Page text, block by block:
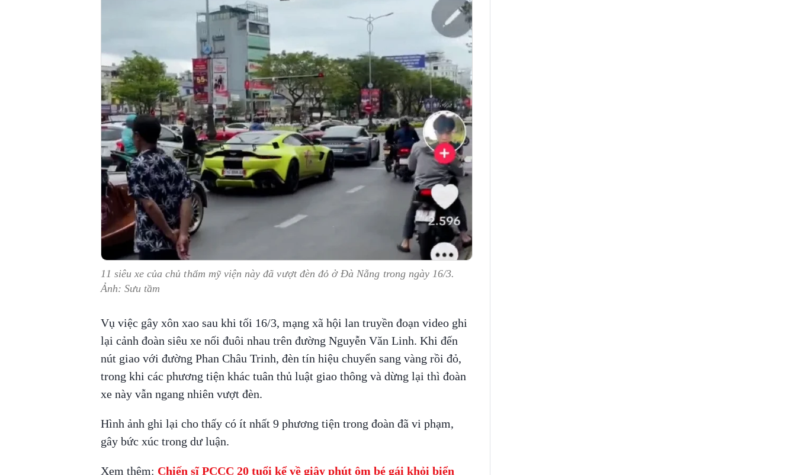
11 siêu xe của chủ thẩm mỹ viện này đã vượt đèn đỏ ở Đà Nẵng trong ngày 16/3.
Ảnh: Sưu tầm
Vụ việc gây xôn xao sau khi tối 16/3, mạng xã hội lan truyền đoạn video ghi
lại cảnh đoàn siêu xe nối đuôi nhau trên đường Nguyễn Văn Linh. Khi đến
nút giao với đường Phan Châu Trinh, đèn tín hiệu chuyển sang vàng rồi đỏ,
trong khi các phương tiện khác tuân thủ luật giao thông và dừng lại thì đoàn
xe này vẫn ngang nhiên vượt đèn.
Hình ảnh ghi lại cho thấy có ít nhất 9 phương tiện trong đoàn đã vi phạm,
gây bức xúc trong dư luận.
Xem thêm: Chiến sĩ PCCC 20 tuổi kể về giây phút ôm bé gái khỏi biển